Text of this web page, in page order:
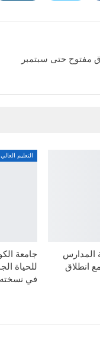
مفتوح حتى سبتمبر
المدارس
انطلاق
التعليم العالي
جامعة
في نسخته